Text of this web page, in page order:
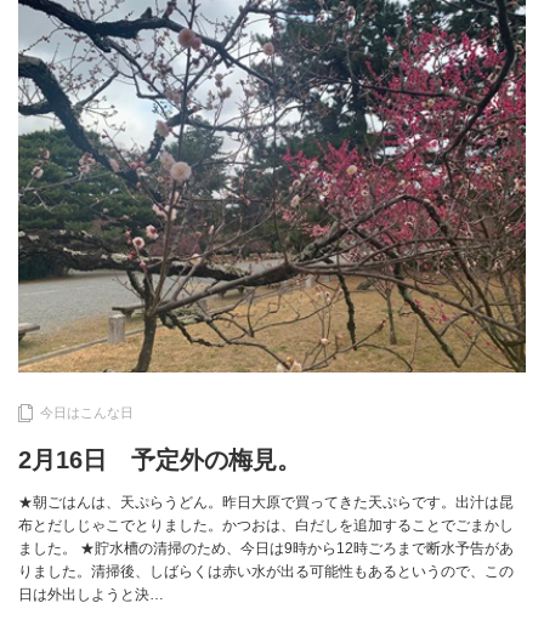
今日はこんな日
2月16日 予定外の梅見。
★朝ごはんは、天ぷらうどん。昨日大原で買ってきた天ぷらです。出汁は昆
布とだしじゃこでとりました。かつおは、白だしを追加することでごまかし
ました。 ★貯水槽の清掃のため、今日は9時から12時ごろまで断水予告があ
りました。清掃後、しばらくは赤い水が出る可能性もあるというので、この
日は外出しようと決…